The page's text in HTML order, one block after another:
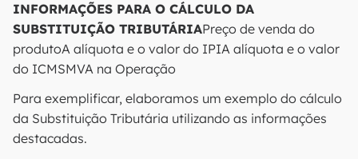
INFORMAÇÕES PARA O CÁLCULO DA
SUBSTITUIÇÃO TRIBUTÁRIAPreço de venda do
produtoA alíquota e o valor do IPIA alíquota e o valor
do ICMSMVA na Operação
Para exemplificar, elaboramos um exemplo do cálculo
da Substituição Tributária utilizando as informações
destacadas.